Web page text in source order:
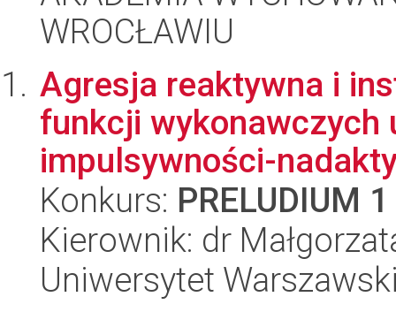
WROCŁAWIU
Agresja reaktywna i
funkcji wykonawczych
impulsywności-
Konkurs: PRELUDIUM 1
Kierownik: dr
Uniwersytet